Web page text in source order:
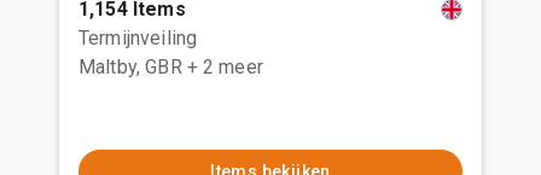
1,154 Items
Termijnveiling
Maltby, GBR + 2 meer